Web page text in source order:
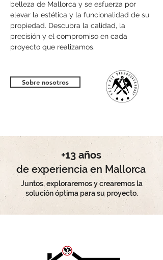
belleza de Mallorca y se esfuerza por
elevar la estética y la funcionalidad de su
propiedad. Descubra la calidad, la
precisión y el compromiso en cada
proyecto que realizamos.
Sobre nosotros
+13 años
de experiencia en Mallorca
Juntos, exploraremos y crearemos la
solución óptima para su proyecto.